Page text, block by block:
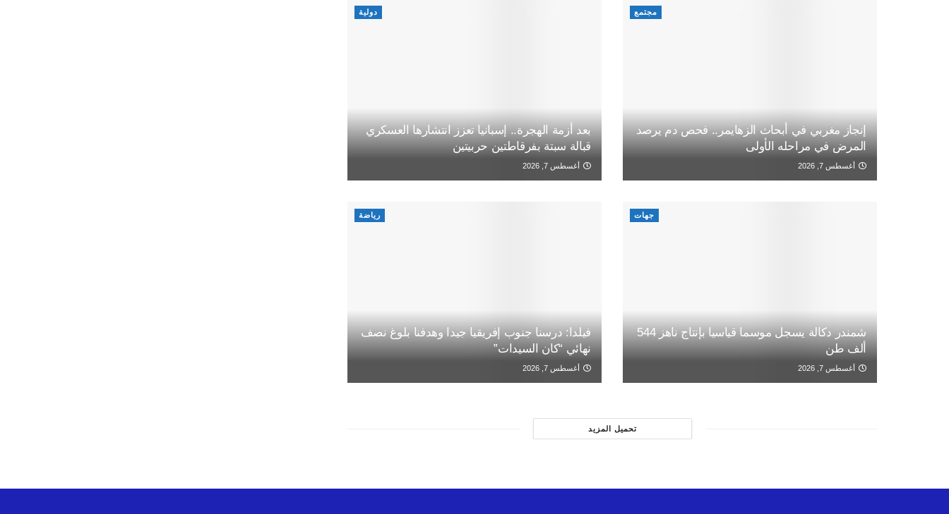
مجتمع
إنجاز مغربي في أبحاث الزهايمر.. فحص دم يرصد
المرض في مراحله الأولى
أغسطس 7, 2026
دولية
بعد أزمة الهجرة.. إسبانيا تعزز انتشارها العسكري
قبالة سبتة بفرقاطتين حربيتين
أغسطس 7, 2026
جهات
شمندر دكالة يسجل موسما قياسيا بإنتاج ناهز 544
ألف طن
أغسطس 7, 2026
رياضة
فيلدا: درسنا جنوب إفريقيا جيدا وهدفنا بلوغ نصف
نهائي “كان السيدات”
أغسطس 7, 2026
تحميل المزيد